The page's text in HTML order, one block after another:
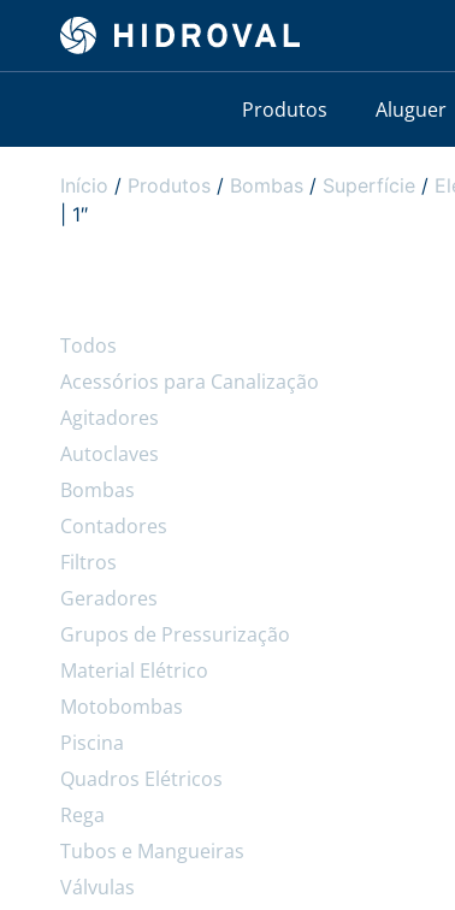
Produtos Aluguer
Início / Produtos / Bombas / Superfície /
| 1″
Todos
Acessórios para Canalização
Agitadores
Autoclaves
Bombas
Contadores
Filtros
Geradores
Grupos de Pressurização
Material Elétrico
Motobombas
Piscina
Quadros Elétricos
Rega
Tubos e Mangueiras
Válvulas